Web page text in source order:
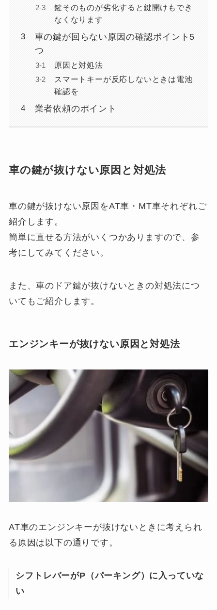
鍵そのものが劣化すると鍵開けもでき
なくなります
車の鍵が回らない原因の確認ポイント5
つ
原因と対処法
スマートキーが反応しないときは電池
確認を
業者依頼のポイント
車の鍵が抜けない原因と対処法
車の鍵が抜けない原因をAT車・MT車それぞれご
紹介します。
簡単に直せる方法がいくつかありますので、参
考にしてみてください。
また、車のドア鍵が抜けないときの対処法につ
いてもご紹介します。
エンジンキーが抜けない原因と対処法
AT車のエンジンキーが抜けないときに考えられ
る原因は以下の通りです。
シフトレバーがP（パーキング）に入っていな
い